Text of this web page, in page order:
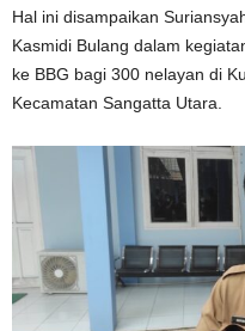
Hal ini disampaikan
Kasmidi Bulang dalam
ke BBG bagi 300 nelayan di
Kecamatan Sangatta Utara.